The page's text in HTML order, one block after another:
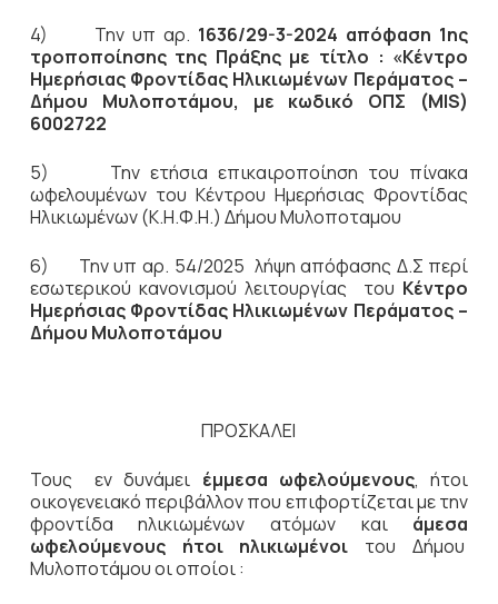
4) Την υπ αρ. 1636/29-3-2024 απόφαση 1ης
τροποποίησης της Πράξης με τίτλο : «Κέντρο
Ημερήσιας Φροντίδας Ηλικιωμένων Περάματος –
Δήμου Μυλοποτάμου, με κωδικό ΟΠΣ (MIS)
6002722
5) Την ετήσια επικαιροποίηση του πίνακα
ωφελουμένων του Κέντρου Ημερήσιας Φροντίδας
Ηλικιωμένων (Κ.Η.Φ.Η.) Δήμου Μυλοποταμου
6) Την υπ αρ. 54/2025 λήψη απόφασης Δ.Σ περί
εσωτερικού κανονισμού λειτουργίας του Κέντρο
Ημερήσιας Φροντίδας Ηλικιωμένων Περάματος –
Δήμου Μυλοποτάμου
ΠΡΟΣΚΑΛΕΙ
Τους εν δυνάμει έμμεσα ωφελούμενους, ήτοι
οικογενειακό περιβάλλον που επιφορτίζεται με την
φροντίδα ηλικιωμένων ατόμων και άμεσα
ωφελούμενους ήτοι ηλικιωμένοι του Δήμου
Μυλοποτάμου οι οποίοι :